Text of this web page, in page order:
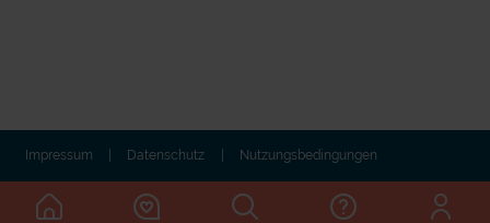
Impressum Datenschutz Nutzungsbedingungen